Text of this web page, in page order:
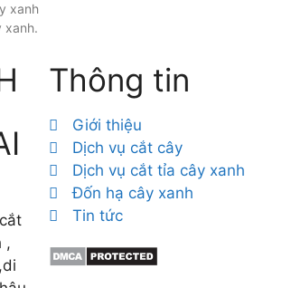
xanh
xanh.
,
Thông tin
Giới thiệu
Dịch vụ cắt cây
Dịch vụ cắt tỉa cây xanh
Đốn hạ cây xanh
Tin tức